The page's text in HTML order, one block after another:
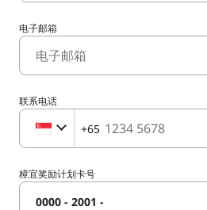
电子邮箱
联系电话
+65
樟宜奖励计划卡号
0000 - 2001 -